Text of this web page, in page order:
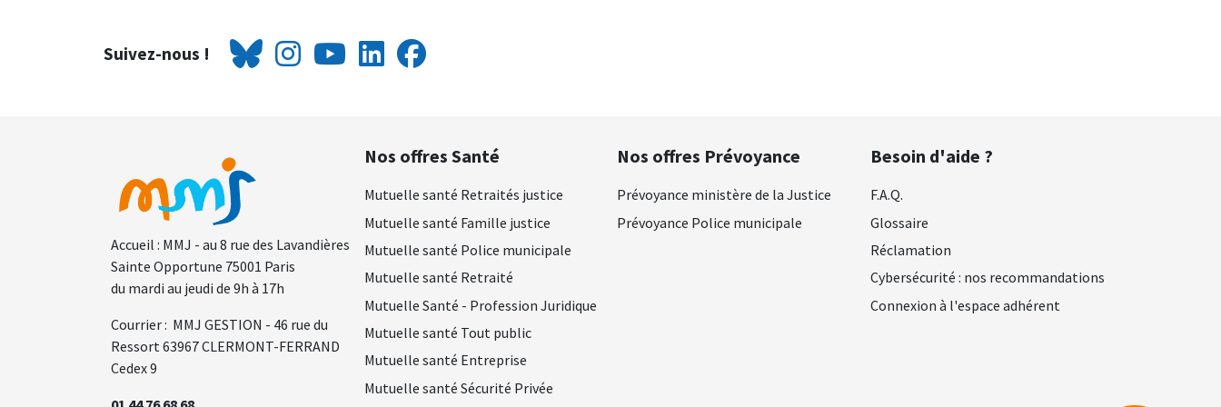
Suivez-nous !
Accueil : MMJ - au 8 rue des Lavandières
Sainte Opportune 75001 Paris
du mardi au jeudi de 9h à 17h
Courrier : MMJ GESTION - 46 rue du
Ressort 63967 CLERMONT-FERRAND
Cedex 9
Nos offres Santé
Mutuelle santé Retraités justice
Mutuelle santé Famille justice
Mutuelle santé Police municipale
Mutuelle santé Retraité
Mutuelle Santé - Profession Juridique
Mutuelle santé Tout public
Mutuelle santé Entreprise
Mutuelle santé Sécurité Privée
Nos offres Prévoyance
Prévoyance ministère de la Justice
Prévoyance Police municipale
Besoin d'aide ?
F.A.Q.
Glossaire
Réclamation
Cybersécurité : nos recommandations
Connexion à l'espace adhérent